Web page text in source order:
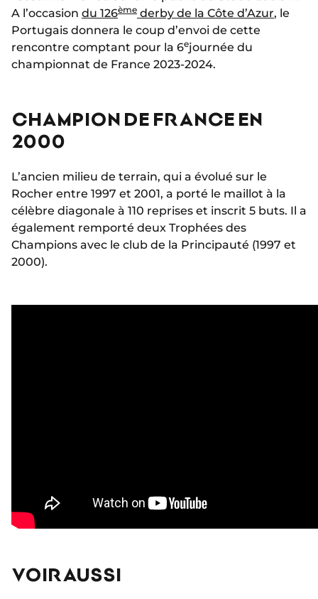
A l’occasion du 126ème derby de la Côte d’Azur, le
Portugais donnera le coup d’envoi de cette
rencontre comptant pour la 6ejournée du
championnat de France 2023-2024.
CHAMPION DE FRANCE EN
2000
L’ancien milieu de terrain, qui a évolué sur le
Rocher entre 1997 et 2001, a porté le maillot à la
célèbre diagonale à 110 reprises et inscrit 5 buts. Il a
également remporté deux Trophées des
Champions avec le club de la Principauté (1997 et
2000).
VOIR AUSSI